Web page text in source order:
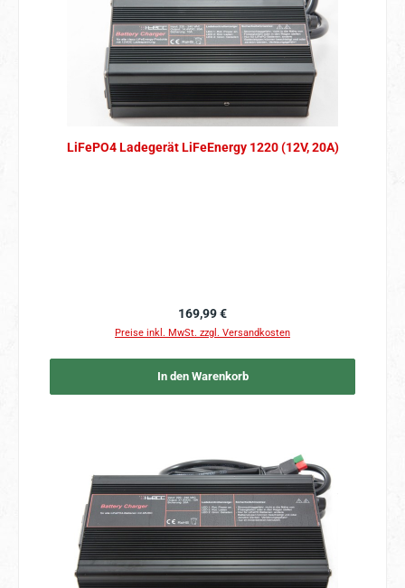
LiFePO4 Ladegerät LiFeEnergy 1220 (12V, 20A)
Regulärer Preis:
169,99 €
Preise inkl. MwSt. zzgl. Versandkosten
In den Warenkorb